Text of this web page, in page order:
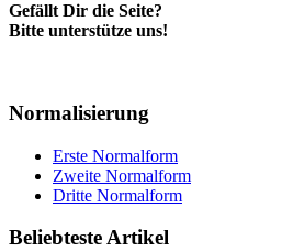
Gefällt Dir die Seite?
Bitte unterstütze uns!
Normalisierung
Erste Normalform
Zweite Normalform
Dritte Normalform
Beliebteste Artikel